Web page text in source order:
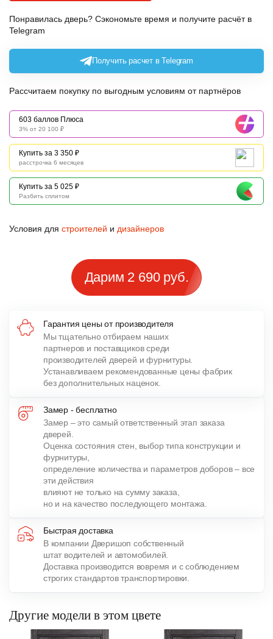
Понравилась дверь? Сэкономьте время и получите расчёт в
Telegram
Получить расчет в Telegram
Рассчитаем покупку по выгодным условиям от партнёров
603 баллов Плюса
3% от 20 100 ₽
Купить за 3 350 ₽
расстрочка 6 месяцев
Купить за 5 025 ₽
Разбить сплитом
Условия для строителей и дизайнеров
Дарим 2 690 руб.
Гарантия цены от производителя
Мы тщательно отбираем наших
партнеров и поставщиков среди
производителей дверей и фурнитуры.
Устанавливаем рекомендованные цены фабрик
без дополнительных наценок.
Замер - бесплатно
Замер – это самый ответственный этап заказа
дверей.
Оценка состояния стен, выбор типа конструкции и
фурнитуры,
определение количества и параметров доборов – все
эти действия
влияют не только на сумму заказа,
но и на качество последующего монтажа.
Быстрая доставка
В компании Дверишоп собственный
штат водителей и автомобилей.
Доставка производится вовремя и с соблюдением
строгих стандартов транспортировки.
Другие модели в этом цвете